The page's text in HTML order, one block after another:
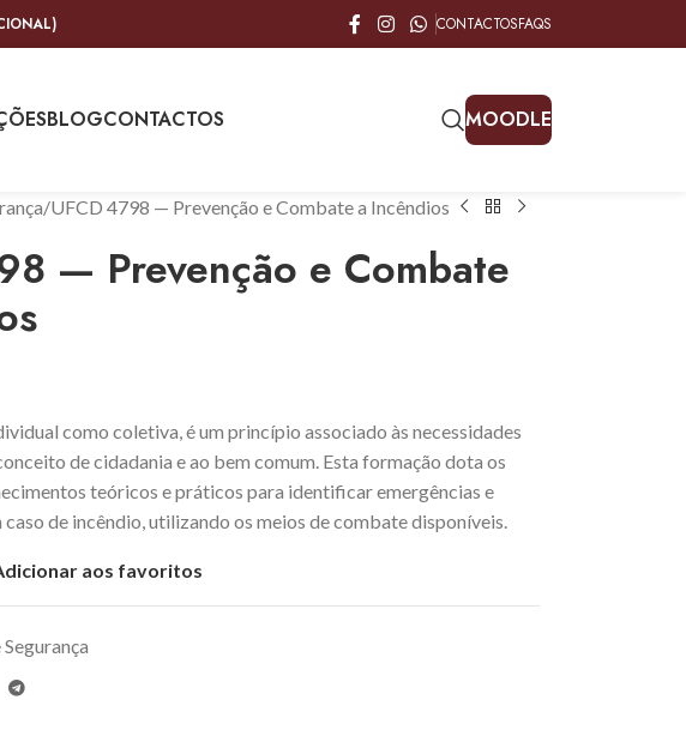
CONTACTOSFAQS
BLOGCONTACTOS MOODLE
UFCD 4798 — Prevenção e Combate a Incêndios
— Prevenção e Combate
como coletiva, é um princípio associado às necessidades
de cidadania e ao bem comum. Esta formação dota os
teóricos e práticos para identificar emergências e
de incêndio, utilizando os meios de combate disponíveis.
aos favoritos